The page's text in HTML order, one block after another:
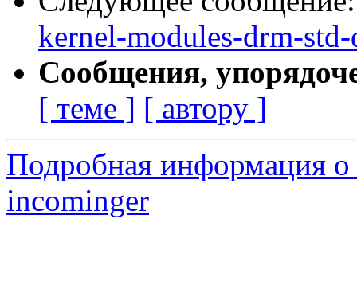
kernel-modules-drm-
Сообщения,
[ теме ] [ автору ]
Подробная информация о
incominger